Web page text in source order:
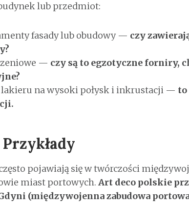
lub przedmiot:
fasady lub obudowy — czy
— czy są to egzotyczne forniry,
na wysoki połysk i inkrustacji — to
pojawiają się w twórczości
miast portowych. Art deco polskie
(międzywojenna zabudowa